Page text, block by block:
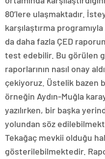
80’lere ulaşmaktadır.
karşılaştırma
da daha fazla ÇED
test edebilir. Bu görülen
raporlarının nasıl onay
çekiyoruz. Üstelik bazen
örneğin Aydın-Muğla
yazılırken, bir başka
yolundan söz
Tekağaç mevkii olduğu
gösterilebilmektedir.